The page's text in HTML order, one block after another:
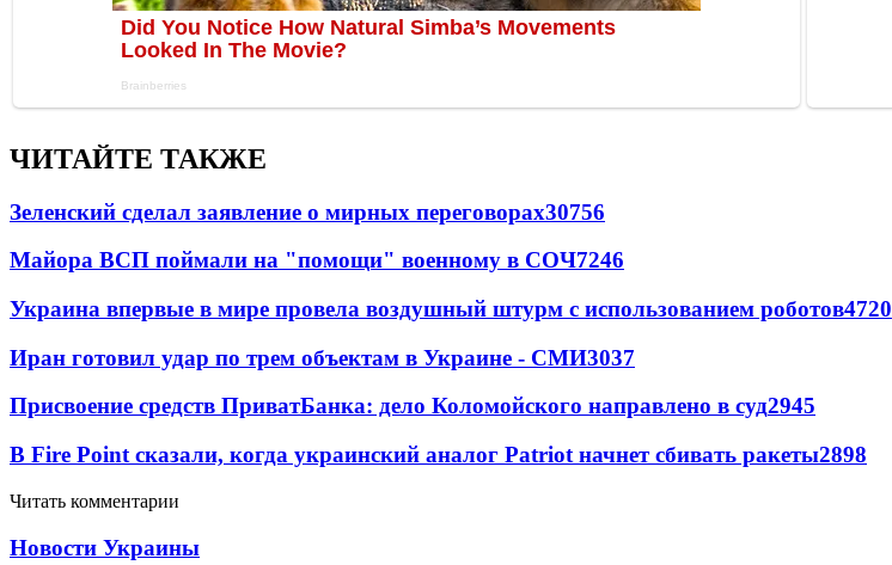
ЧИТАЙТЕ ТАКЖЕ
Зеленский сделал заявление о мирных переговорах30756
Майора ВСП поймали на "помощи" военному в СОЧ7246
Украина впервые в мире провела воздушный штурм с использованием роботов4720
Иран готовил удар по трем объектам в Украине - СМИ3037
Присвоение средств ПриватБанка: дело Коломойского направлено в суд2945
В Fire Point сказали, когда украинский аналог Patriot начнет сбивать ракеты2898
Читать комментарии
Новости Украины